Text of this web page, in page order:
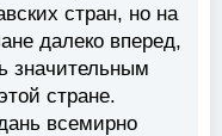
стран, но на
далеко вперед,
значительным
стране.
всемирно